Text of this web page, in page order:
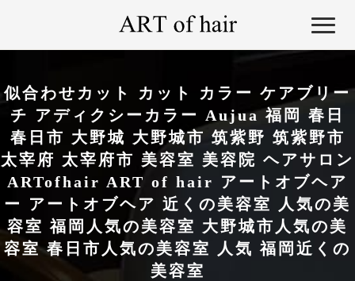
似合わせカット カット カラー ケアブリー
チ アディクシーカラー Aujua 福岡 春日
春日市 大野城 大野城市 筑紫野 筑紫野市
太宰府 太宰府市 美容室 美容院 ヘアサロン
ARTofhair ART of hair アートオブヘア
ー アートオブヘア 近くの美容室 人気の美
容室 福岡人気の美容室 大野城市人気の美
容室 春日市人気の美容室 人気 福岡近くの
美容室